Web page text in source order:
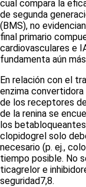
cual compara la
de segunda
(BMS), no
final primario
cardiovasculares e
fundamenta aún
En relación con el
enzima
de los receptores
de la renina se
los betabloqueantes
clopidogrel solo
necesario (p. ej.,
tiempo posible. No
ticagrelor e
seguridad7,8.